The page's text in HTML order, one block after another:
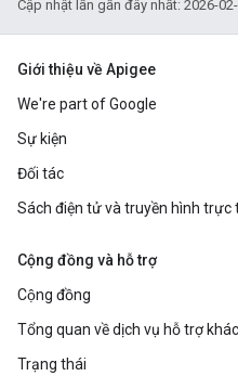
Cập nhật lần gần đây nhất: 2026-
Giới thiệu về Apigee
We're part of Google
Sự kiện
Đối tác
Sách điện tử và truyền hình trực
Cộng đồng và hỗ trợ
Cộng đồng
Tổng quan về dịch vụ hỗ trợ
Trạng thái